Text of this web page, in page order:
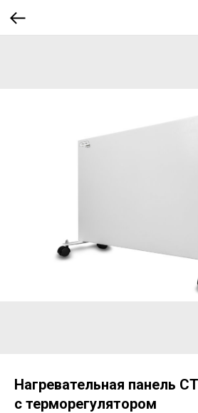
Нагревательная панель
с терморегулятором